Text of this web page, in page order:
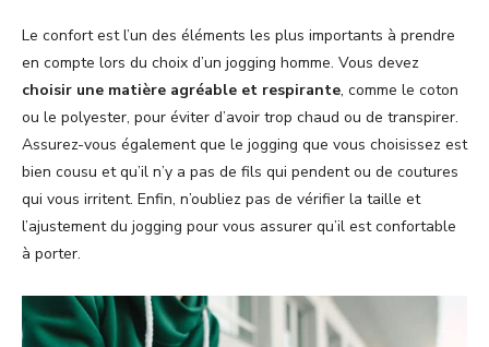
Le confort est l’un des éléments les plus importants à prendre
en compte lors du choix d’un jogging homme. Vous devez
choisir une matière agréable et respirante, comme le coton
ou le polyester, pour éviter d’avoir trop chaud ou de transpirer.
Assurez-vous également que le jogging que vous choisissez est
bien cousu et qu’il n’y a pas de fils qui pendent ou de coutures
qui vous irritent. Enfin, n’oubliez pas de vérifier la taille et
l’ajustement du jogging pour vous assurer qu’il est confortable
à porter.